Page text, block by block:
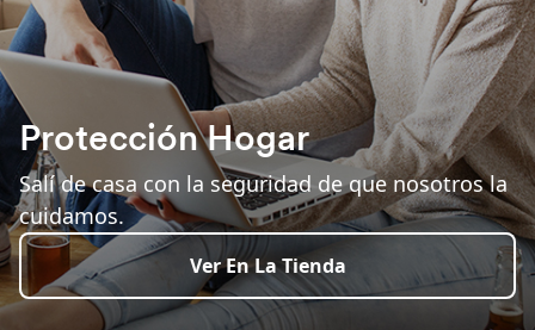
Protección Hogar
Salí de casa con la seguridad de que nosotros la
cuidamos.
Ver En La Tienda